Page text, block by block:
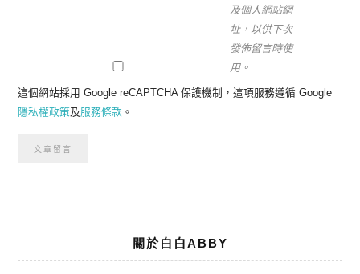
及個人網站網
址，以供下次
發佈留言時使
用。
這個網站採用 Google reCAPTCHA 保護機制，這項服務遵循 Google
隱私權政策及服務條款 。
關於白白ABBY